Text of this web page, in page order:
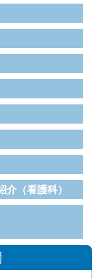
（看護科）